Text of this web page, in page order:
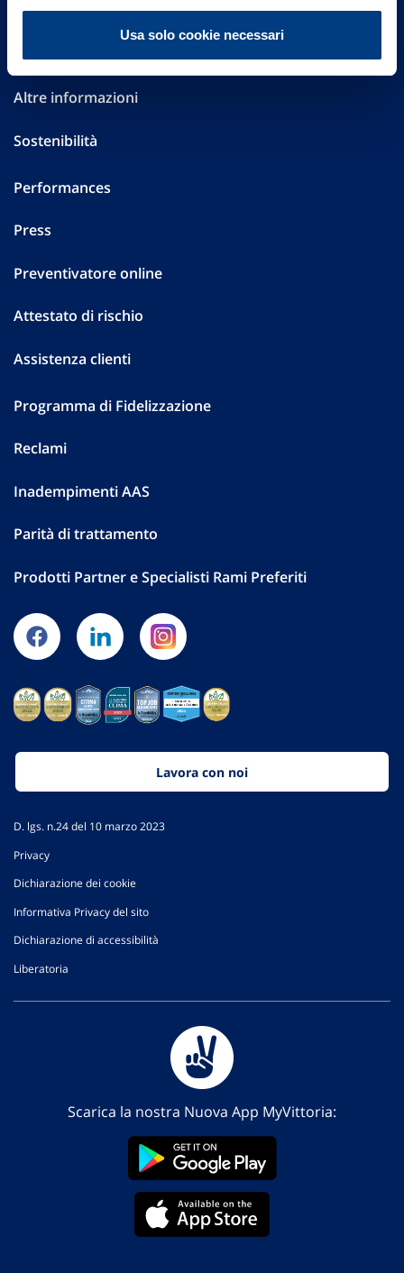
Usa solo cookie necessari
Governance
Investor Relations
Altre informazioni
Sostenibilità
Performances
Press
Preventivatore online
Attestato di rischio
Assistenza clienti
Programma di Fidelizzazione
Reclami
Inadempimenti AAS
Parità di trattamento
Prodotti Partner e Specialisti Rami Preferiti
Lavora con noi
D. lgs. n.24 del 10 marzo 2023
Privacy
Dichiarazione dei cookie
Informativa Privacy del sito
Dichiarazione di accessibilità
Liberatoria
Scarica la nostra Nuova App MyVittoria: